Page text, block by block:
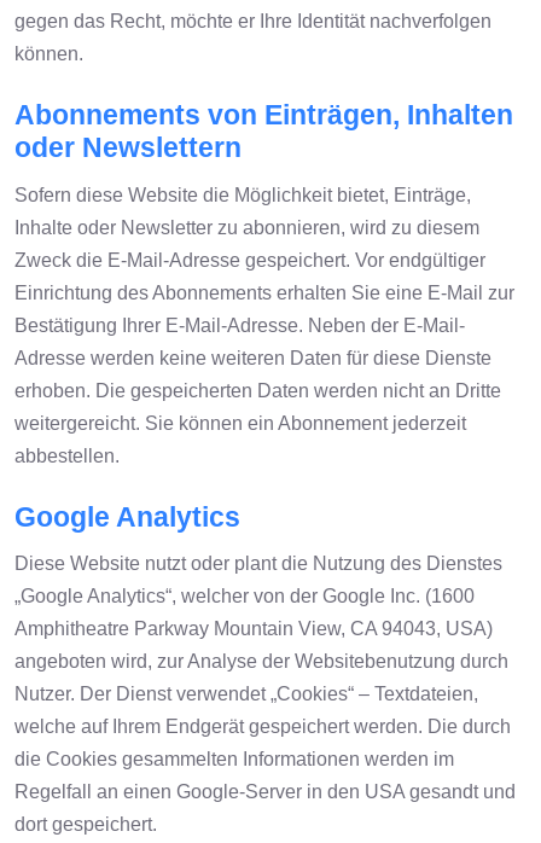
gegen das Recht, möchte er Ihre Identität nachverfolgen
können.
Abonnements von Einträgen, Inhalten
oder Newslettern
Sofern diese Website die Möglichkeit bietet, Einträge,
Inhalte oder Newsletter zu abonnieren, wird zu diesem
Zweck die E-Mail-Adresse gespeichert. Vor endgültiger
Einrichtung des Abonnements erhalten Sie eine E-Mail zur
Bestätigung Ihrer E-Mail-Adresse. Neben der E-Mail-
Adresse werden keine weiteren Daten für diese Dienste
erhoben. Die gespeicherten Daten werden nicht an Dritte
weitergereicht. Sie können ein Abonnement jederzeit
abbestellen.
Google Analytics
Diese Website nutzt oder plant die Nutzung des Dienstes
„Google Analytics“, welcher von der Google Inc. (1600
Amphitheatre Parkway Mountain View, CA 94043, USA)
angeboten wird, zur Analyse der Websitebenutzung durch
Nutzer. Der Dienst verwendet „Cookies“ – Textdateien,
welche auf Ihrem Endgerät gespeichert werden. Die durch
die Cookies gesammelten Informationen werden im
Regelfall an einen Google-Server in den USA gesandt und
dort gespeichert.